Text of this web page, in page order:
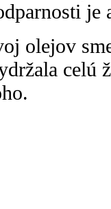
je
olejov
celú